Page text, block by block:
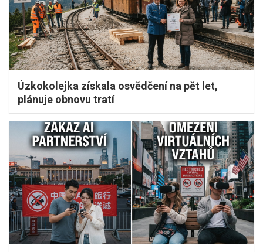
Úzkokolejka získala osvědčení na pět let,
plánuje obnovu tratí